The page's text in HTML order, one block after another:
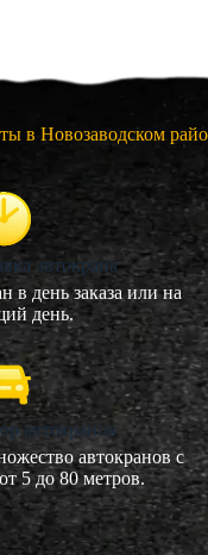
в Новозаводском
автокрана
в день заказа или на
день.
автокранов
автокранов с
5 до 80 метров.